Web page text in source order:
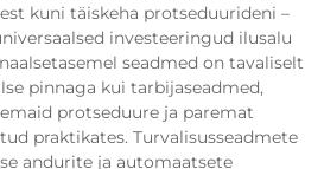
kuni täiskeha protseduurideni –
investeeringud ilusalu
seadmed on tavaliselt
pinnaga kui tarbijaseadmed,
protseduure ja paremat
praktikates. Turvalisusseadmete
andurite ja automaatsete